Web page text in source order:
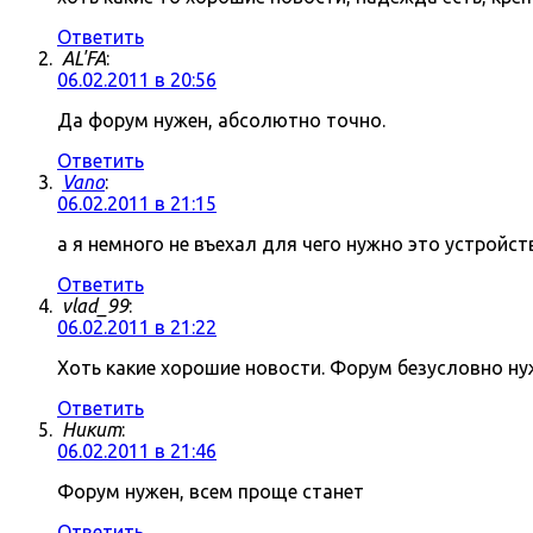
Ответить
AL'FA:
06.02.2011 в 20:56
Да форум нужен, абсолютно точно.
Ответить
Vano:
06.02.2011 в 21:15
а я немного не въехал для чего нужно это
Ответить
vlad_99:
06.02.2011 в 21:22
Хоть какие хорошие новости. Форум безусловно
Ответить
Никит:
06.02.2011 в 21:46
Форум нужен, всем проще станет